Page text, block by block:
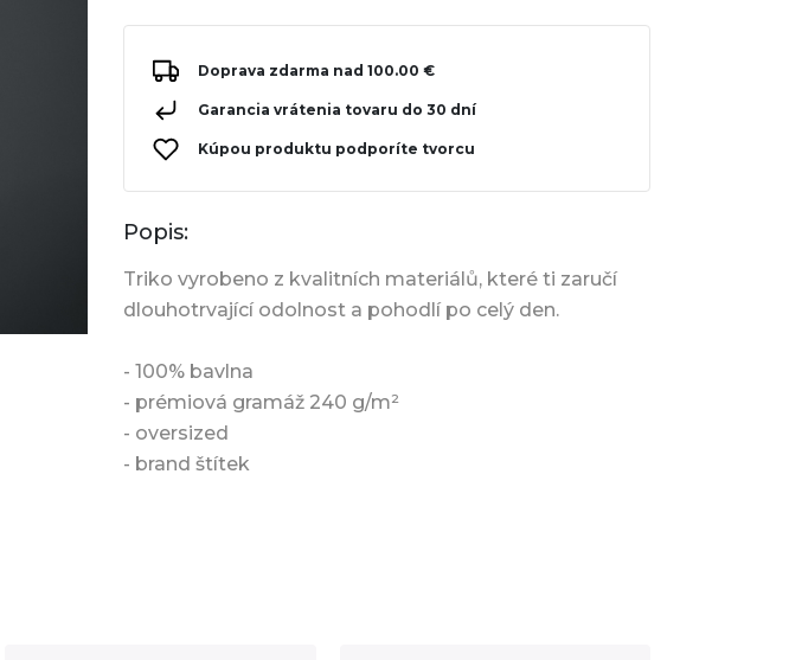
Doprava zdarma nad 100.00 €
Garancia vrátenia tovaru do 30 dní
Kúpou produktu podporíte tvorcu
Popis:
Triko vyrobeno z kvalitních materiálů, které ti zaručí
dlouhotrvající odolnost a pohodlí po celý den.
- 100% bavlna
- prémiová gramáž 240 g/m²
- oversized
- brand štítek